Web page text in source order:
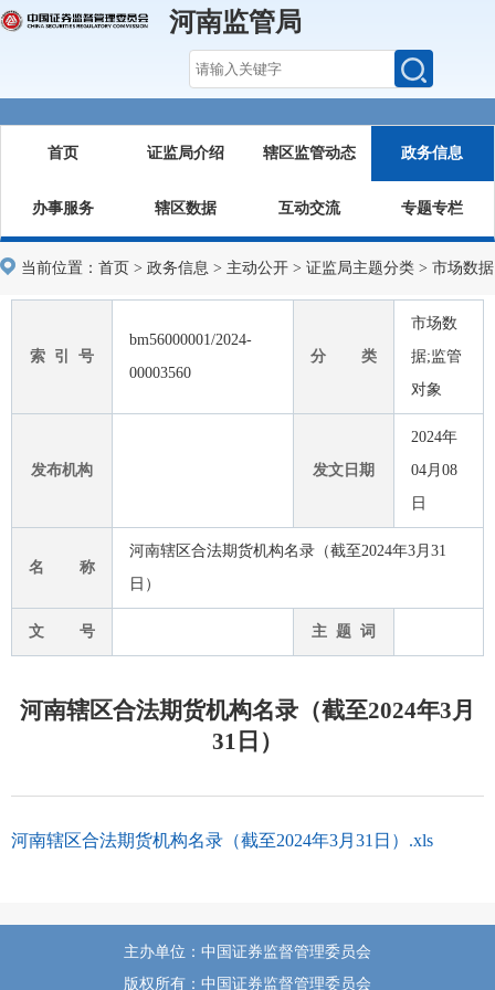
河南监管局
首页 证监局介绍 辖区监管动态 政务信息
办事服务 辖区数据 互动交流 专题专栏
当前位置： 首页 > 政务信息 > 主动公开 > 证监局主题分类 > 市场数据
索 引 号
bm56000001/2024-
00003560
分 类
市场数
据;监管
对象
发布机构 发文日期
2024年
04月08
日
名 称
河南辖区合法期货机构名录（截至2024年3月31
日）
文 号 主 题 词
河南辖区合法期货机构名录（截至2024年3月
31日）
河南辖区合法期货机构名录（截至2024年3月31日）.xls
主办单位：中国证券监督管理委员会
版权所有：中国证券监督管理委员会